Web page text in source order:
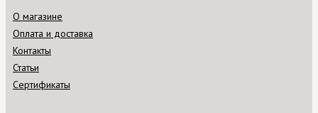
О магазине
Оплата и доставка
Контакты
Статьи
Сертификаты